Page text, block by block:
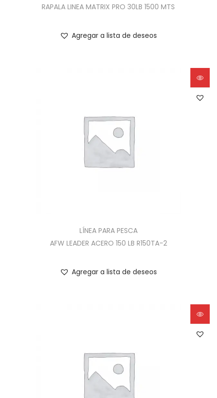
RAPALA LINEA MATRIX PRO 30LB 1500 MTS
Agregar a lista de deseos
LÍNEA PARA PESCA
AFW LEADER ACERO 150 LB R150TA-2
Agregar a lista de deseos